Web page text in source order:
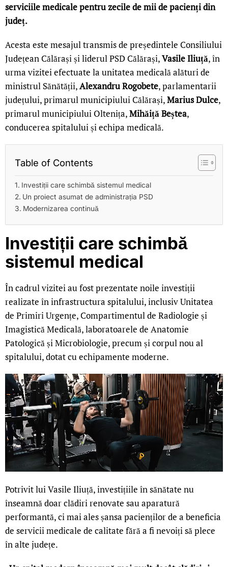
serviciile medicale pentru zecile de mii de pacienți din
județ.
Acesta este mesajul transmis de președintele Consiliului
Județean Călărași și liderul PSD Călărași,Vasile Iliuță, în
urma vizitei efectuate la unitatea medicală alături de
ministrul Sănătății,Alexandru Rogobete, parlamentarii
județului, primarul municipiului Călărași,Marius Dulce,
primarul municipiului Oltenița,Mihăiță Beștea,
conducerea spitalului și echipa medicală.
Table of Contents
Investiții care schimbă sistemul medical
Un proiect asumat de administrația PSD
Modernizarea continuă
Investiții care schimbă
sistemul medical
În cadrul vizitei au fost prezentate noile investiții
realizate în infrastructura spitalului, inclusiv Unitatea
de Primiri Urgențe, Compartimentul de Radiologie și
Imagistică Medicală, laboratoarele de Anatomie
Patologică și Microbiologie, precum și corpul nou al
spitalului, dotat cu echipamente moderne.
Potrivit lui Vasile Iliuță, investițiile în sănătate nu
înseamnă doar clădiri renovate sau aparatură
performantă, ci mai ales șansa pacienților de a beneficia
de servicii medicale de calitate fără a fi nevoiți să plece
în alte județe.